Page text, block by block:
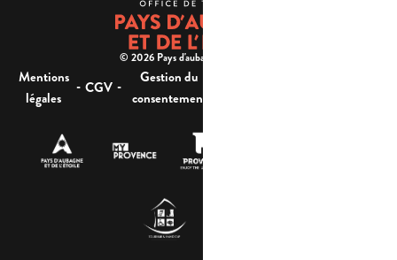
© 2026 Pays d'aubagne et de l'étoile -
Mentions
légales
- CGV -
Gestion du
consentement